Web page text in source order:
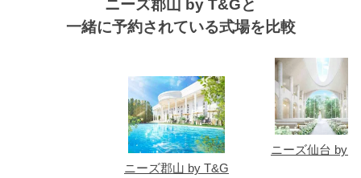
ニーズ郡山 by T&Gと
一緒に予約されている式場を比較
ニーズ郡山 by T&G
ニーズ仙台 by